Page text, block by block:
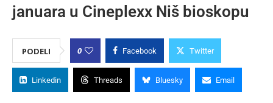
januara u Cineplexx Niš bioskopu
PODELI 0 Facebook Twitter
Linkedin Threads Bluesky Email